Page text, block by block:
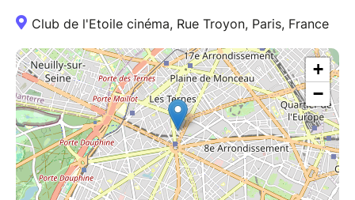
Club de l'Etoile cinéma, Rue Troyon, Paris, France
+
−